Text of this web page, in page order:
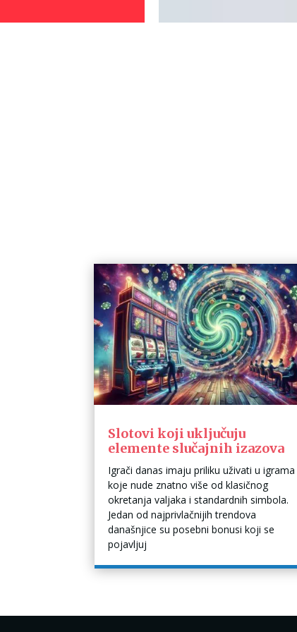
Slotovi koji uključuju
elemente slučajnih izazova
Igrači danas imaju priliku uživati u igrama
koje nude znatno više od klasičnog
okretanja valjaka i standardnih simbola.
Jedan od najprivlačnijih trendova
današnjice su posebni bonusi koji se
pojavljuj